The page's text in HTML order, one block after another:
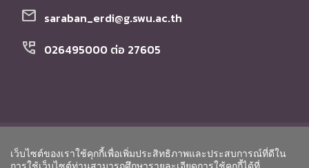
เว็บไซต์ของเราใช้คุกกี้เพื่อเพิ่มประสิทธิภาพและประสบการณ์ที่ดีใน
mail saraban_erdi@g.swu.ac.th
perm_phone_msg 026495000 ต่อ 27605
© Copyright สถาบันวิจัย พัฒนา และสาธิตการศึกษา
มหาวิทยาลัยศรีนครินทรวิโรฒ. All Rights Reserved.